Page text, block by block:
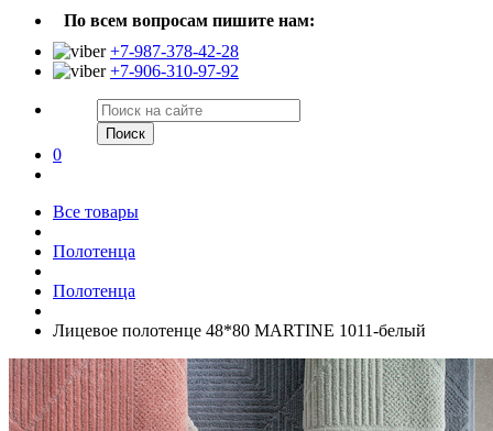
По всем вопросам пишите нам:
+7-987-378-42-28
+7-906-310-97-92
Поиск
0
Все товары
Полотенца
Полотенца
Лицевое полотенце 48*80 MARTINE 1011-белый